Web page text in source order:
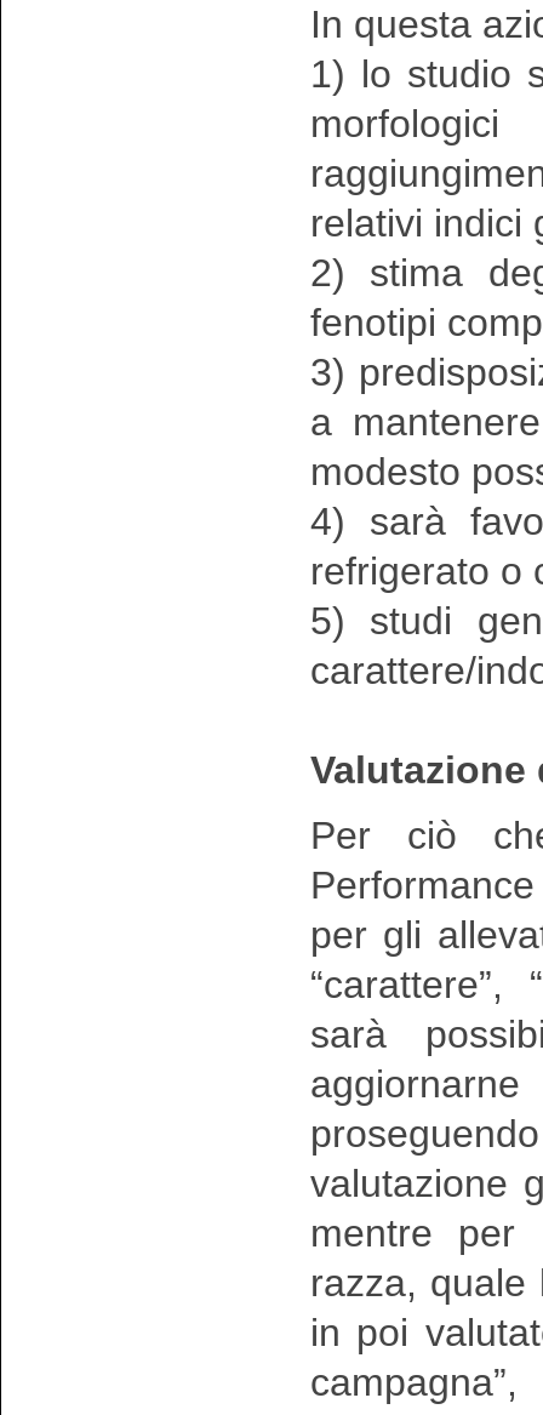
In questa
1) lo studio
relativi indici
2) stima
fenotipi
3)
a
modesto
4) sarà
refrigerato o
5) studi
carattere/
Per ciò
per gli
“carattere”,
sarà
valutazione
mentre per
razza,
in poi